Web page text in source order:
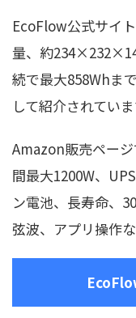
EcoFlow公式サイ
量、約
続で最大858Whま
して紹介されていま
Amazon販売ペー
間最大1200W、
ン電池、長寿命、
弦波、アプリ操作